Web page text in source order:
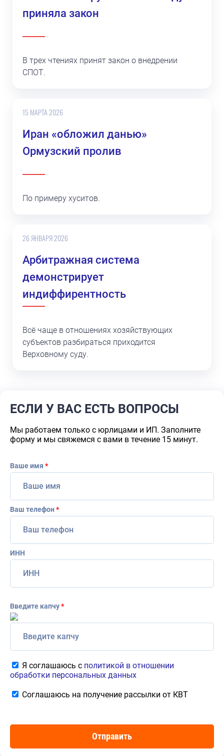
приняла закон
В трех чтениях принят закон о внедрении
СПОТ.
15 МАРТА 2026
Иран «обложил данью»
Ормузский пролив
По примеру хуситов.
26 ЯНВАРЯ 2026
Арбитражная система
демонстрирует
индиффирентность
Всё чаще в отношениях хозяйствующих
субъектов разбираться приходится
Верховному суду.
ЕСЛИ У ВАС ЕСТЬ ВОПРОСЫ
Мы работаем только с юрлицами и ИП. Заполните
форму и мы свяжемся с вами в течение 15 минут.
Ваше имя *
Ваш телефон*
ИНН
Введите капчу*
Я соглашаюсь с политикой в отношении
обработки персональных данных
Соглашаюсь на получение рассылки от КВТ